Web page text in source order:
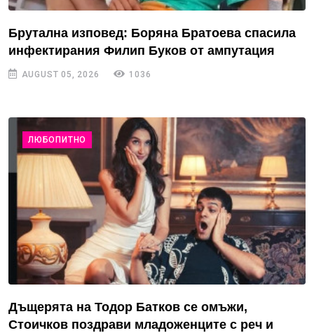
Брутална изповед: Боряна Братоева спасила
инфектирания Филип Буков от ампутация
AUGUST 05, 2026 1036
ЛЮБОПИТНО
Дъщерята на Тодор Батков се омъжи,
Стоичков поздрави младоженците с реч и